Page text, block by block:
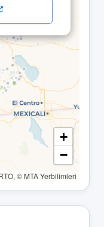
+
−
© MTA Yerbilimleri